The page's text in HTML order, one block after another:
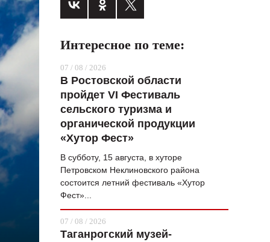
ГОРОДСКОЙ ПОРТАЛ
ВОПРОС НЕДЕЛИ
СТИЛЬ ЖИЗНИ
ХАЙП
ЧЕЛОВЕК ОСОБЕННЫЙ
КУЛЬТ ЕДЫ
Интересное по теме:
07 / 08 / 2026
В Ростовской области
пройдет VI Фестиваль
сельского туризма и
органической продукции
«Хутор Фест»
В субботу, 15 августа, в хуторе
Петровском Неклиновского района
состоится летний фестиваль «Хутор
Фест»...
07 / 08 / 2026
Таганрогский музей-